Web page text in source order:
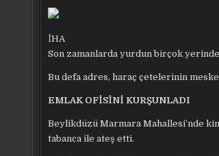
İHA
Son zamanlarda yurdun birçok
Bu defa adres, haraç çetelerinin
EMLAK OFİSİNİ KURŞUNLADI
Beylikdüzü Marmara Mahallesi’nde
tabanca ile ateş etti.